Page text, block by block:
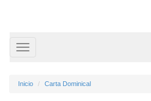
Toggle
navigation
Inicio Carta Dominical